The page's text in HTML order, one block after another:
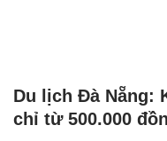
Du lịch Đà Nẵng:
chỉ từ 500.000